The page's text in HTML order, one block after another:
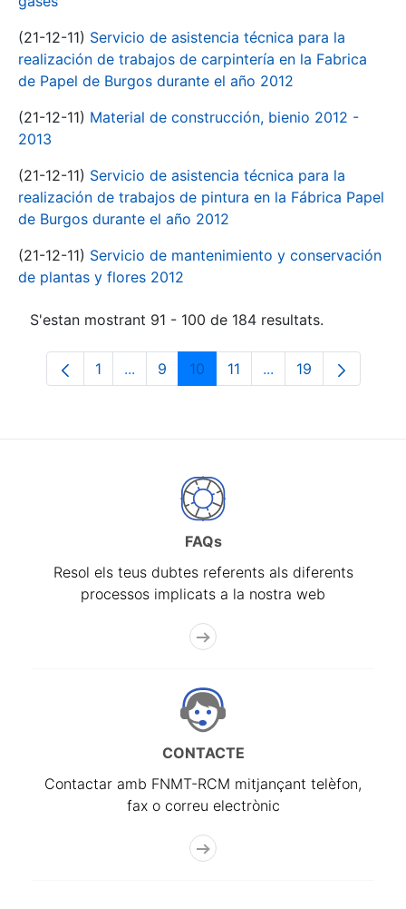
(21-12-11) Servicio de asistencia técnica para la
realización de trabajos de carpintería en la Fabrica
de Papel de Burgos durante el año 2012
(21-12-11) Material de construcción, bienio 2012 -
2013
(21-12-11) Servicio de asistencia técnica para la
realización de trabajos de pintura en la Fábrica Papel
de Burgos durante el año 2012
(21-12-11) Servicio de mantenimiento y conservación
de plantas y flores 2012
S'estan mostrant 91 - 100 de 184 resultats.
Pàgina
1 ...Pàgines intermèdies Utilitzeu TAB per
Pàgina
9 Pàgina
10 Pàgina
11 ...PàginesPàgina
19
FAQs
Resol els teus dubtes referents als diferents
processos implicats a la nostra web
CONTACTE
Contactar amb FNMT-RCM mitjançant telèfon,
fax o correu electrònic